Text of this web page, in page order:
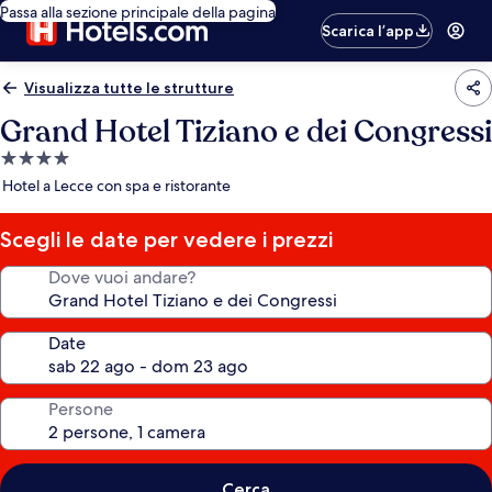
Passa alla sezione principale della pagina
Scarica l’app
Visualizza tutte le strutture
Grand Hotel Tiziano e dei Congressi
Struttura
a
stelle
Hotel a Lecce con spa e ristorante
Scegli le date per vedere i prezzi
Dove vuoi andare?
Date
Persone